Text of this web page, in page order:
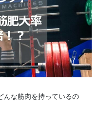
んな筋肉を持っているの